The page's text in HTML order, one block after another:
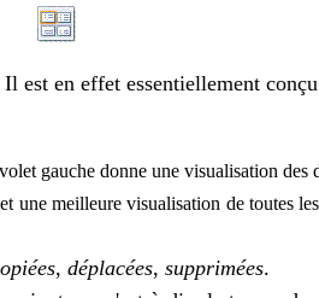
Il est en effet essentiellement conçu
gauche donne une visualisation des
meilleure visualisation de toutes
, déplacées, supprimées.